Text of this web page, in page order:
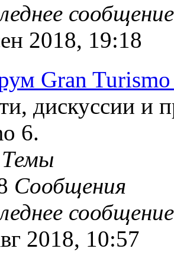
сообщение
2018, 19:18
Gran
дискуссии и
6.
Темы
Сообщения
сообщение
2018, 10:57